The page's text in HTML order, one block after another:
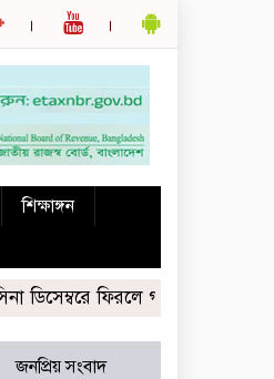
শিক্ষাঙ্গন
ফিরলে গণহত্যার দায় নিয়ে
জনপ্রিয় সংবাদ